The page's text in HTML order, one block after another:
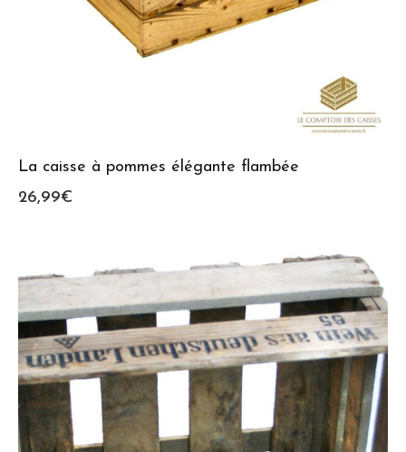
La caisse à pommes élégante flambée
26,99€